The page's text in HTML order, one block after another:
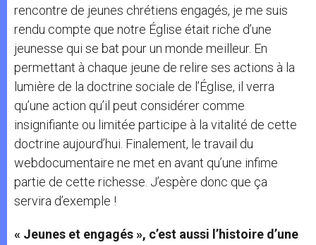
rencontre de jeunes chrétiens engagés, je me suis
rendu compte que notre Église était riche d’une
jeunesse qui se bat pour un monde meilleur. En
permettant à chaque jeune de relire ses actions à la
lumière de la doctrine sociale de l’Église, il verra
qu’une action qu’il peut considérer comme
insignifiante ou limitée participe à la vitalité de cette
doctrine aujourd’hui. Finalement, le travail du
webdocumentaire ne met en avant qu’une infime
partie de cette richesse. J’espère donc que ça
servira d’exemple !
« Jeunes et engagés », c’est aussi l’histoire d’une